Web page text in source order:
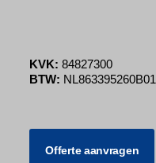
KVK: 84827300
BTW: NL863395260B01
Offerte aanvragen